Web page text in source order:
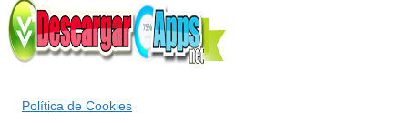
Política de Cookies